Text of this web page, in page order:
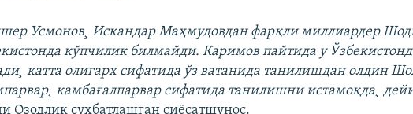
Усмонов¸ Искандар Маҳмудовдан фарқли миллиардер
кўпчилик билмайди. Каримов пайтида у
катта олигарх сифатида ўз ватанида танилишдан олдин
камбағалпарвар сифатида танилишни истамоқда¸
Озодлик суҳбатлашган сиëсатшунос.